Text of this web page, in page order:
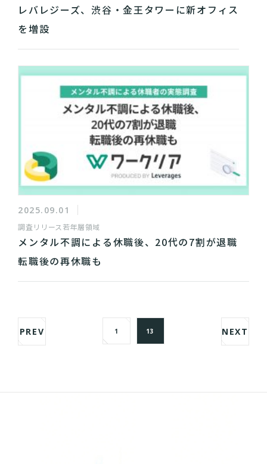
レバレジーズ、渋谷・金王タワーに新オフィス
を増設
2025.09.01
調査リリース 若年層領域
メンタル不調による休職後、20代の7割が退職
転職後の再休職も
PREV 1 13 NEXT